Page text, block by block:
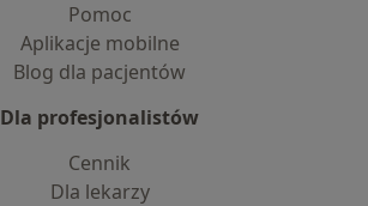
Pomoc
Aplikacje mobilne
Blog dla pacjentów
Dla profesjonalistów
Cennik
Dla lekarzy